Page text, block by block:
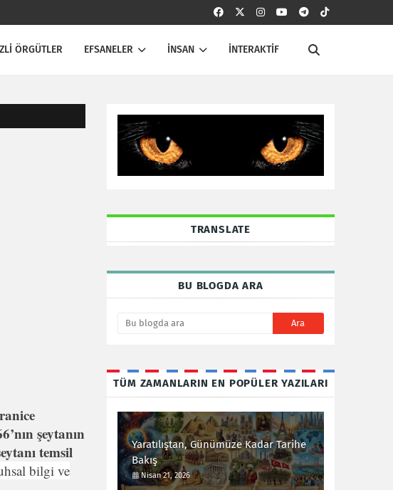
ÖRGÜTLER EFSANELER İNSAN İNTERAKTİF
şeytanın
temsil
bilgi ve
TRANSLATE
BU BLOGDA ARA
TÜM ZAMANLARIN EN POPÜLER YAZILARI
Yaratılıştan, Günümüze Kadar Tarihe
Bakış
Nisan 21, 2026